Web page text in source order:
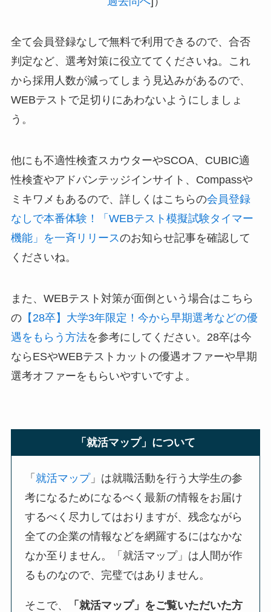
全て会員登録なしで無料で利用できるので、合否
判定など、選考対策に役立ててくださいね。これ
から採用人数が減ってしまう見込みがあるので、
WEBテストで足切りにあわないようにしましょ
う。
他にも不適性検査スカウターやSCOA、CUBIC適
性検査やアドバンテッジインサイト、Compassや
ミキワメもあるので、詳しくはこちらの会員登録
なしで本番体験！「WEBテスト模擬試験タイマー
機能」を一斉リリースのお知らせ記事を確認して
くださいね。
また、WEBテスト対策が面倒という場合はこちら
の【28卒】大学3年限定！今から早期選考などの優
遇をもらう方法を参考にしてください。28卒は今
ならESやWEBテストカットの優遇オファーや早期
選考オファーをもらいやすいですよ。
「就活マップ」について
「就活マップ」は就職活動を行う大学生の参
考になるためになるべく最新の情報をお届け
するべく尽力してはおりますが、残念ながら
全ての企業の情報などを網羅するにはなかな
なか至りません。「就活マップ」は人間が作
るものなので、完璧ではありません。
そこで、
「就活マップ」をご覧いただいた方